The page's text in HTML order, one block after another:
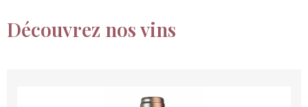
Découvrez nos vins